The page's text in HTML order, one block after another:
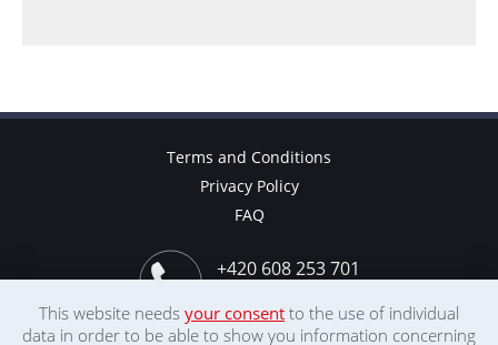
Terms and Conditions
Privacy Policy
FAQ
+420 608 253 701
This website needs your consent to the use of individual
data in order to be able to show you information concerning